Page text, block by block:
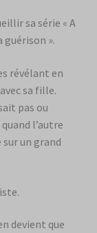
sa série « A
».
révélant en
sa fille.
pas ou
l’autre
sur un grand
devient que